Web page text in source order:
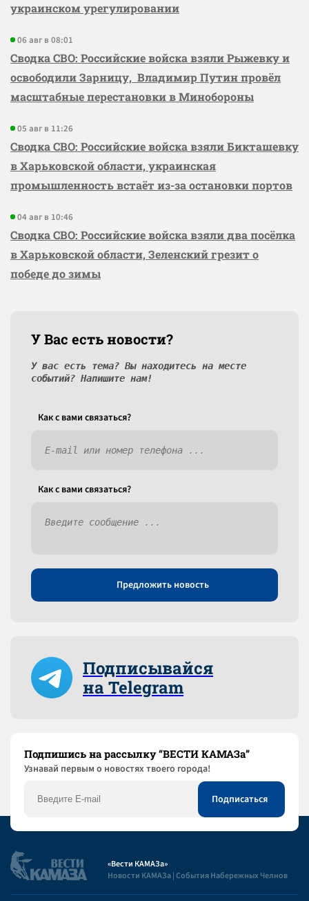
украинском урегулировании
06 авг в 08:01
Сводка СВО: Российские войска взяли Рыжевку и
освободили Зарницу, Владимир Путин провёл
масштабные перестановки в Минобороны
05 авг в 11:26
Сводка СВО: Российские войска взяли Бикташевку
в Харьковской области, украинская
промышленность встаёт из-за остановки портов
04 авг в 10:46
Сводка СВО: Российские войска взяли два посёлка
в Харьковской области, Зеленский грезит о
победе до зимы
У Вас есть новости?
У вас есть тема? Вы находитесь на месте
событий? Напишите нам!
Как c вами связаться?
Как c вами связаться?
Предложить новость
Подписывайся
на Telegram
Подпишись на рассылку “ВЕСТИ КАМАЗа”
Узнaвай первым о новостях твоего города!
«Вести КАМАЗа»
Новости КАМАЗа | События Набережных Челнов